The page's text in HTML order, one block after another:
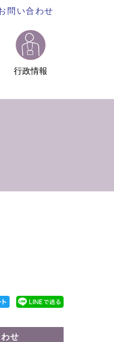
問い合わせ
行政情報
せ